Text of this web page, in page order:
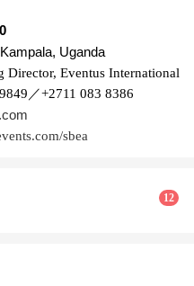
Uganda
Director, Eventus International
／+2711 083 8386
sbea
12